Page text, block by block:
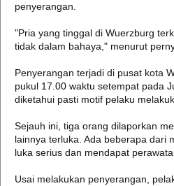
penyerangan.
"Pria yang tinggal di Wuerzburg
tidak dalam bahaya," menurut
Penyerangan terjadi di pusat kota
pukul 17.00 waktu setempat pada
diketahui pasti motif pelaku
Sejauh ini, tiga orang dilaporkan
lainnya terluka. Ada beberapa dari
luka serius dan mendapat
Usai melakukan penyerangan,